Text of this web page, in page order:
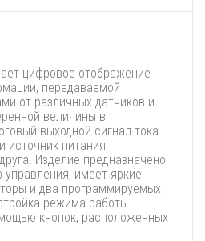
цифровое отображение
передаваемой
от различных датчиков и
величины в
выходной сигнал тока
источник питания
Изделие предназначено
имеет яркие
и два программируемых
режима работы
кнопок, расположенных